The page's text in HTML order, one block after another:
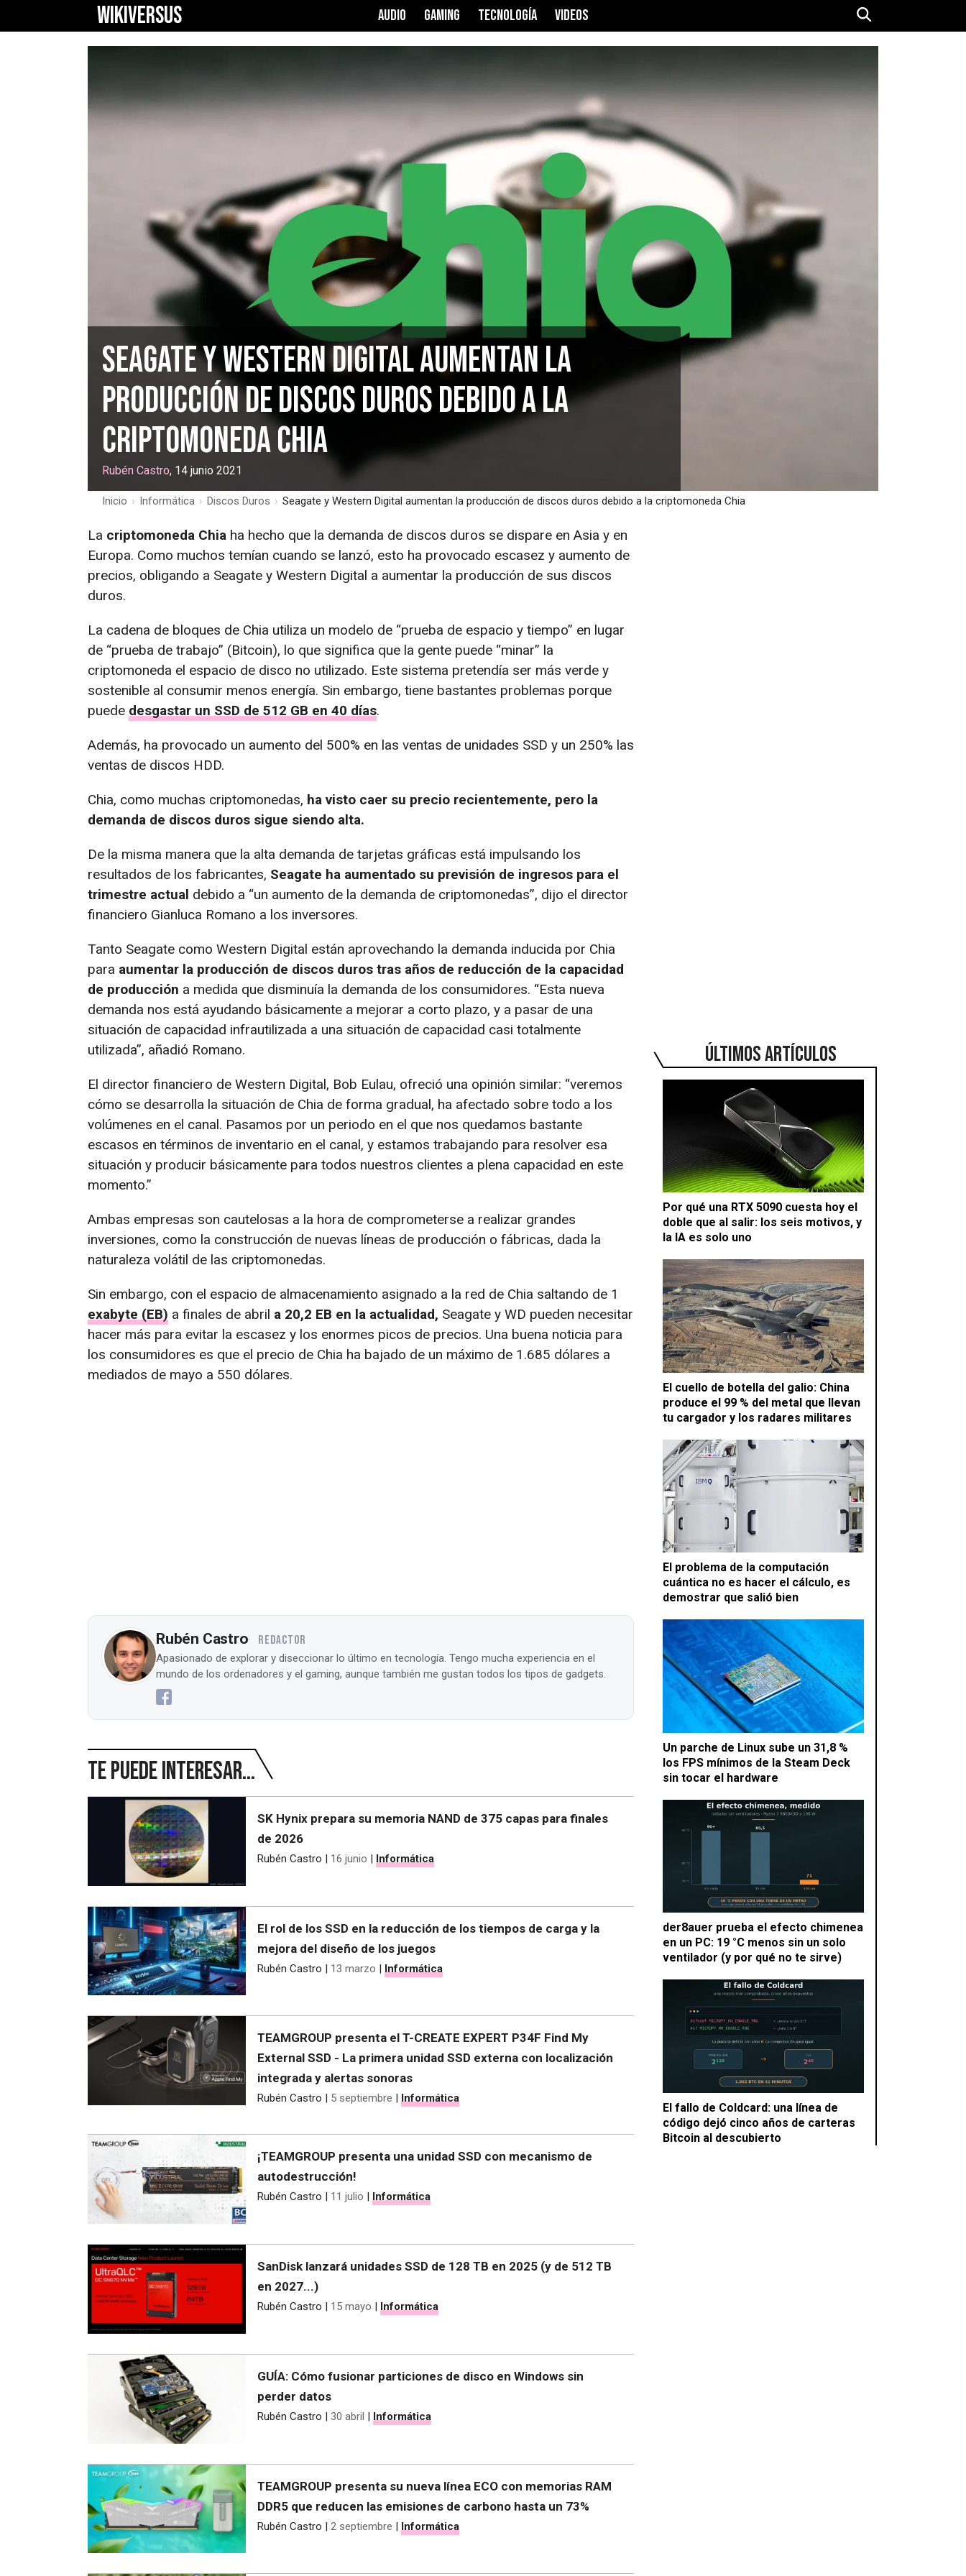
WIKIVERSUS AUDIO GAMING TECNOLOGÍA VIDEOS
Seagate y Western Digital aumentan la
producción de discos duros debido a la
criptomoneda Chia
Rubén Castro, 14 junio 2021
Inicio › Informática › Discos Duros › Seagate y Western Digital aumentan la producción de discos duros debido a la criptomoneda Chia
ÚLTIMOS ARTÍCULOS
Por qué una RTX 5090 cuesta hoy el
doble que al salir: los seis motivos, y
la IA es solo uno
El cuello de botella del galio: China
produce el 99 % del metal que llevan
tu cargador y los radares militares
El problema de la computación
cuántica no es hacer el cálculo, es
demostrar que salió bien
Un parche de Linux sube un 31,8 %
los FPS mínimos de la Steam Deck
sin tocar el hardware
der8auer prueba el efecto chimenea
en un PC: 19 °C menos sin un solo
ventilador (y por qué no te sirve)
El fallo de Coldcard: una línea de
código dejó cinco años de carteras
Bitcoin al descubierto
La criptomoneda Chia ha hecho que la demanda de discos duros se dispare en Asia y en
Europa. Como muchos temían cuando se lanzó, esto ha provocado escasez y aumento de
precios, obligando a Seagate y Western Digital a aumentar la producción de sus discos
duros.
La cadena de bloques de Chia utiliza un modelo de “prueba de espacio y tiempo” en lugar
de “prueba de trabajo” (Bitcoin), lo que significa que la gente puede “minar” la
criptomoneda el espacio de disco no utilizado. Este sistema pretendía ser más verde y
sostenible al consumir menos energía. Sin embargo, tiene bastantes problemas porque
puede desgastar un SSD de 512 GB en 40 días.
Además, ha provocado un aumento del 500% en las ventas de unidades SSD y un 250% las
ventas de discos HDD.
Chia, como muchas criptomonedas, ha visto caer su precio recientemente, pero la
demanda de discos duros sigue siendo alta.
De la misma manera que la alta demanda de tarjetas gráficas está impulsando los
resultados de los fabricantes, Seagate ha aumentado su previsión de ingresos para el
trimestre actual debido a “un aumento de la demanda de criptomonedas”, dijo el director
financiero Gianluca Romano a los inversores.
Tanto Seagate como Western Digital están aprovechando la demanda inducida por Chia
para aumentar la producción de discos duros tras años de reducción de la capacidad
de producción a medida que disminuía la demanda de los consumidores. “Esta nueva
demanda nos está ayudando básicamente a mejorar a corto plazo, y a pasar de una
situación de capacidad infrautilizada a una situación de capacidad casi totalmente
utilizada”, añadió Romano.
El director financiero de Western Digital, Bob Eulau, ofreció una opinión similar: “veremos
cómo se desarrolla la situación de Chia de forma gradual, ha afectado sobre todo a los
volúmenes en el canal. Pasamos por un periodo en el que nos quedamos bastante
escasos en términos de inventario en el canal, y estamos trabajando para resolver esa
situación y producir básicamente para todos nuestros clientes a plena capacidad en este
momento.”
Ambas empresas son cautelosas a la hora de comprometerse a realizar grandes
inversiones, como la construcción de nuevas líneas de producción o fábricas, dada la
naturaleza volátil de las criptomonedas.
Sin embargo, con el espacio de almacenamiento asignado a la red de Chia saltando de 1
exabyte (EB) a finales de abril a 20,2 EB en la actualidad, Seagate y WD pueden necesitar
hacer más para evitar la escasez y los enormes picos de precios. Una buena noticia para
los consumidores es que el precio de Chia ha bajado de un máximo de 1.685 dólares a
mediados de mayo a 550 dólares.
Rubén Castro REDACTOR
Apasionado de explorar y diseccionar lo último en tecnología. Tengo mucha experiencia en el
mundo de los ordenadores y el gaming, aunque también me gustan todos los tipos de gadgets.
Te puede interesar...
SK Hynix prepara su memoria NAND de 375 capas para finales
de 2026
Rubén Castro | 16 junio | Informática
El rol de los SSD en la reducción de los tiempos de carga y la
mejora del diseño de los juegos
Rubén Castro | 13 marzo | Informática
TEAMGROUP presenta el T-CREATE EXPERT P34F Find My
External SSD - La primera unidad SSD externa con localización
integrada y alertas sonoras
Rubén Castro | 5 septiembre | Informática
¡TEAMGROUP presenta una unidad SSD con mecanismo de
autodestrucción!
Rubén Castro | 11 julio | Informática
SanDisk lanzará unidades SSD de 128 TB en 2025 (y de 512 TB
en 2027...)
Rubén Castro | 15 mayo | Informática
GUÍA: Cómo fusionar particiones de disco en Windows sin
perder datos
Rubén Castro | 30 abril | Informática
TEAMGROUP presenta su nueva línea ECO con memorias RAM
DDR5 que reducen las emisiones de carbono hasta un 73%
Rubén Castro | 2 septiembre | Informática